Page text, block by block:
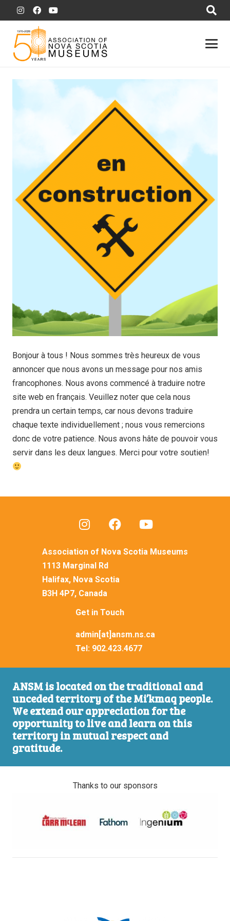
Bonjour à tous ! Nous sommes très heureux de vous
annoncer que nous avons un message pour nos amis
francophones. Nous avons commencé à traduire notre
site web en français. Veuillez noter que cela nous
prendra un certain temps, car nous devons traduire
chaque texte individuellement ; nous vous remercions
donc de votre patience. Nous avons hâte de pouvoir vous
servir dans les deux langues. Merci pour votre soutien!
ANSM is located on the traditional and
unceded territory of the Mi’kmaq people.
We extend our appreciation for the
opportunity to live and learn on this
territory in mutual respect and
gratitude.
Association of Nova Scotia Museums
1113 Marginal Rd
Halifax, Nova Scotia
B3H 4P7, Canada
Get in Touch
admin[at]ansm.ns.ca
Tel: 902.423.4677
Thanks to our sponsors